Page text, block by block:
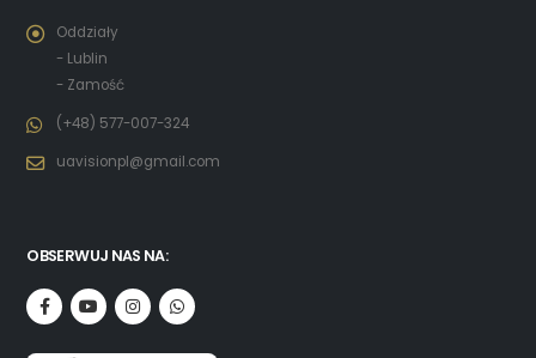
Oddziały
- Lublin
- Zamość
(+48) 577-007-324
uavisionpl@gmail.com
OBSERWUJ NAS NA: